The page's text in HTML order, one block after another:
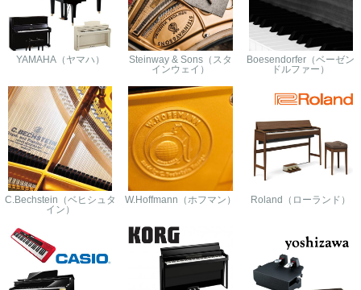
YAMAHA（ヤマハ）
Steinway & Sons（スタ
インウェイ）
Boesendorfer（ベーゼン
ドルファー）
C.Bechstein（ベヒシュタ
イン）
W.Hoffmann（ホフマン） Roland（ローランド）